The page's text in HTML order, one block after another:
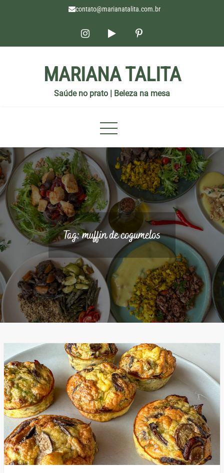
contato@marianatalita.com.br
MARIANA TALITA
Saúde no prato | Beleza na mesa
Tag:muffin de cogumelos